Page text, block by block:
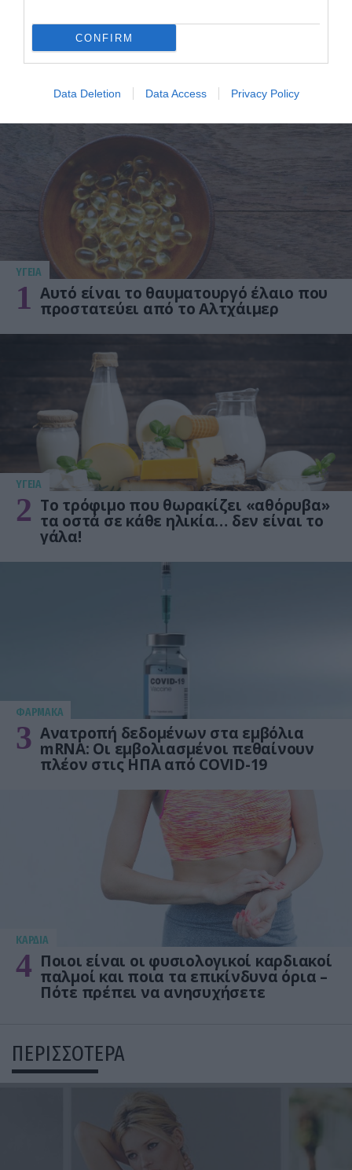
CONFIRM
Data Deletion Data Access Privacy Policy
ΔΗΜΟΦΙΛΗ
ΥΓΕΙΑ
1 Αυτό είναι το θαυματουργό έλαιο που
προστατεύει από το Αλτχάιμερ
ΥΓΕΙΑ
2 Το τρόφιμο που θωρακίζει «αθόρυβα»
τα οστά σε κάθε ηλικία… δεν είναι το
γάλα!
ΦΑΡΜΑΚΑ
3 Ανατροπή δεδομένων στα εμβόλια
mRNA: Οι εμβολιασμένοι πεθαίνουν
πλέον στις ΗΠΑ από COVID-19
KΑΡΔΙΑ
4 Ποιοι είναι οι φυσιολογικοί καρδιακοί
παλμοί και ποια τα επικίνδυνα όρια –
Πότε πρέπει να ανησυχήσετε
ΠΕΡΙΣΣΟΤΕΡΑ